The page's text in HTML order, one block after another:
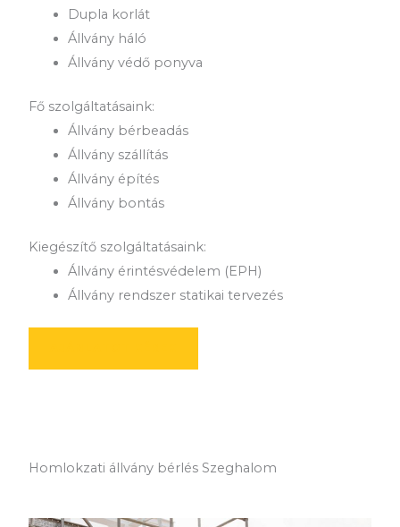
Dupla korlát
Állvány háló
Állvány védő ponyva
Fő szolgáltatásaink:
Állvány bérbeadás
Állvány szállítás
Állvány építés
Állvány bontás
Kiegészítő szolgáltatásaink:
Állvány érintésvédelem (EPH)
Állvány rendszer statikai tervezés
Homlokzati állvány bérlés Szeghalom